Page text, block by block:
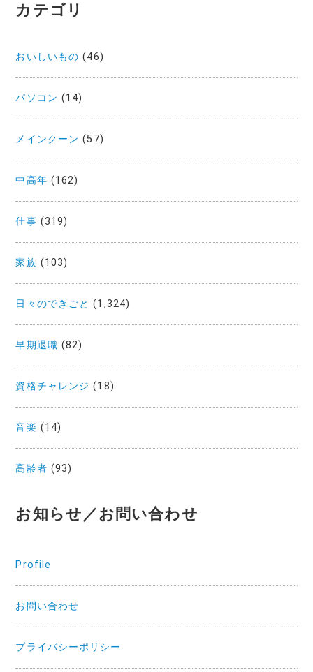
カテゴリ
おいしいもの (46)
パソコン (14)
メインクーン (57)
中高年 (162)
仕事 (319)
家族 (103)
日々のできごと (1,324)
早期退職 (82)
資格チャレンジ (18)
音楽 (14)
高齢者 (93)
お知らせ／お問い合わせ
Profile
お問い合わせ
プライバシーポリシー